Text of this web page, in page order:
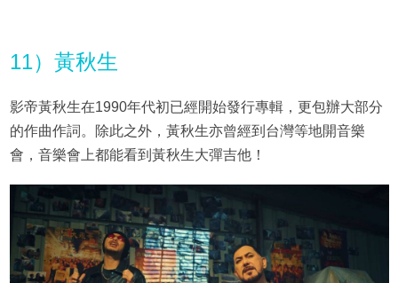
11）黃秋生
影帝黃秋生在1990年代初已經開始發行專輯，更包辦大部分
的作曲作詞。除此之外，黃秋生亦曾經到台灣等地開音樂
會，音樂會上都能看到黃秋生大彈吉他！